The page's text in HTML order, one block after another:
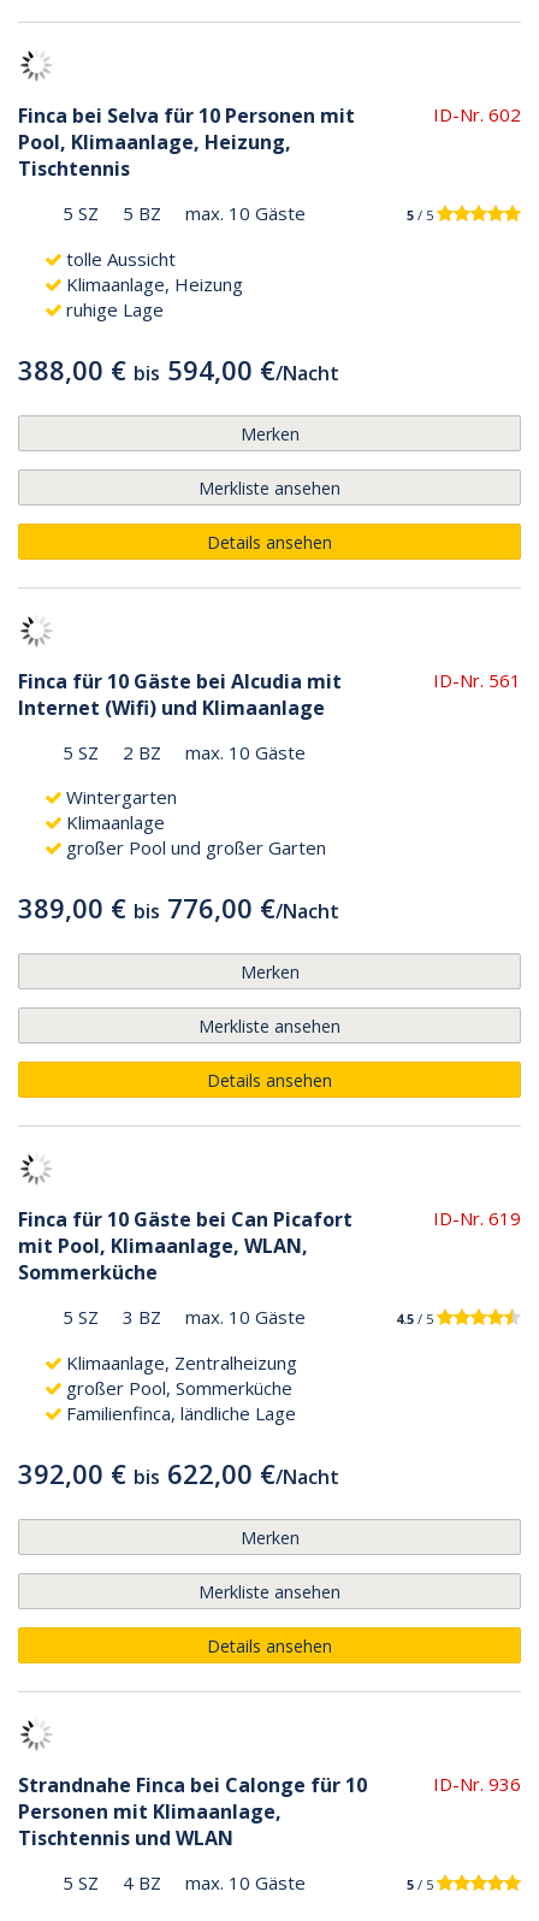
Finca bei Selva für 10 Personen mit
Pool, Klimaanlage, Heizung,
Tischtennis
ID-Nr. 602
5 SZ 5 BZ max. 10 Gäste 5 / 5
tolle Aussicht
Klimaanlage, Heizung
ruhige Lage
388,00 € bis 594,00 €/Nacht
Merken
Merkliste ansehen
Details ansehen
Finca für 10 Gäste bei Alcudia mit
Internet (Wifi) und Klimaanlage
ID-Nr. 561
5 SZ 2 BZ
max. 10 Gäste
Wintergarten
Klimaanlage
großer Pool und großer Garten
389,00 € bis 776,00 €/Nacht
Merken
Merkliste ansehen
Details ansehen
Finca für 10 Gäste bei Can Picafort
mit Pool, Klimaanlage, WLAN,
Sommerküche
ID-Nr. 619
5 SZ 3 BZ max. 10 Gäste 4.5 / 5
Klimaanlage, Zentralheizung
großer Pool, Sommerküche
Familienfinca, ländliche Lage
392,00 € bis 622,00 €/Nacht
Merken
Merkliste ansehen
Details ansehen
Strandnahe Finca bei Calonge für 10
Personen mit Klimaanlage,
Tischtennis und WLAN
ID-Nr. 936
5 SZ 4 BZ max. 10 Gäste 5 / 5